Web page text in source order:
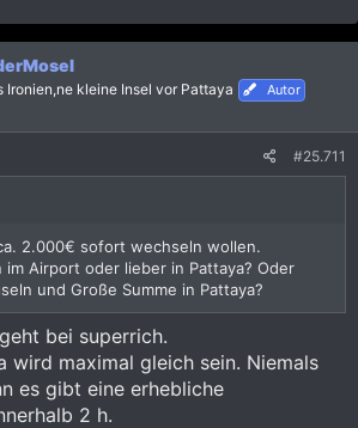
Ironien,ne kleine Insel vor Pattaya Autor
#25.711
2.000€ sofort wechseln wollen.
im Airport oder lieber in Pattaya? Oder
und Große Summe in Pattaya?
bei superrich.
wird maximal gleich sein. Niemals
es gibt eine erhebliche
2 h.